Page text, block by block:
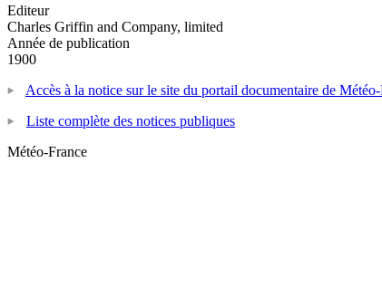
Editeur
Charles Griffin and Company, limited
Année de publication
1900
Accès à la notice sur le site du portail documentaire de
Liste complète des notices publiques
Météo-France